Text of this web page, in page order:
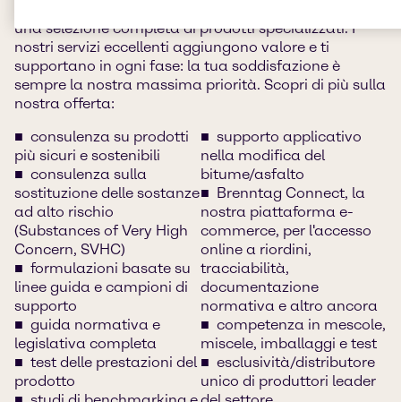
una selezione completa di prodotti specializzati. I
nostri servizi eccellenti aggiungono valore e ti
supportano in ogni fase: la tua soddisfazione è
sempre la nostra massima priorità. Scopri di più sulla
nostra offerta:
consulenza su prodotti
più sicuri e sostenibili
consulenza sulla
sostituzione delle sostanze
ad alto rischio
(Substances of Very High
Concern, SVHC)
formulazioni basate su
linee guida e campioni di
supporto
guida normativa e
legislativa completa
test delle prestazioni del
prodotto
supporto applicativo
nella modifica del
bitume/asfalto
Brenntag Connect, la
nostra piattaforma e-
commerce, per l'accesso
online a riordini,
tracciabilità,
documentazione
normativa e altro ancora
competenza in mescole,
miscele, imballaggi e test
esclusività/distributore
unico di produttori leader